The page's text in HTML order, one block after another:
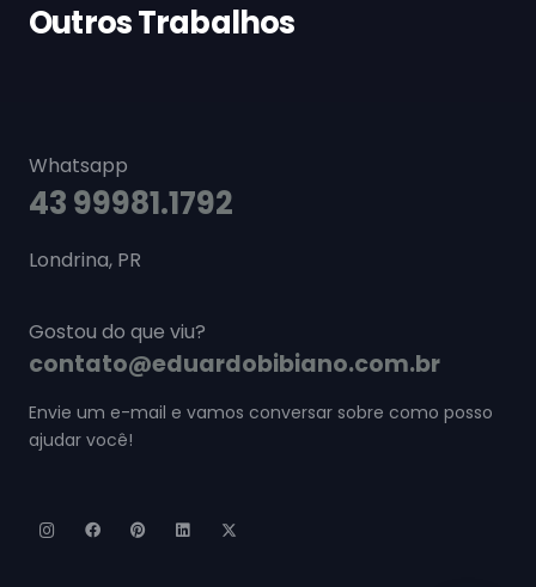
Outros Trabalhos
Whatsapp
43 99981.1792
Londrina, PR
Gostou do que viu?
contato@eduardobibiano.com.br
Envie um e-mail e vamos conversar sobre como posso
ajudar você!